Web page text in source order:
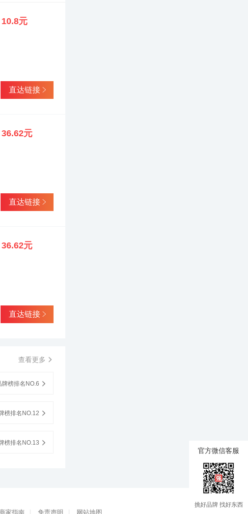
10.8元
直达链接
36.62元
直达链接
36.62元
直达链接
查看更多
牌榜排名NO.6
榜排名NO.12
榜排名NO.13
家指南 免责声明 网站地图
官方微信客服
挑好品牌 找好东西